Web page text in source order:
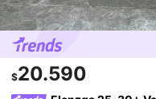
$20.590